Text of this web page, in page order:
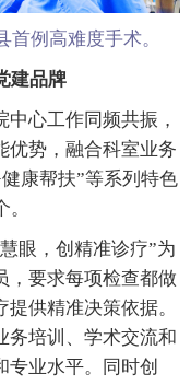
例高难度手术。
建品牌
心工作同频共振，
优势，融合科室业务
康帮扶”等系列特色
眼，创精准诊疗”为
，要求每项检查都做
供精准决策依据。
务培训、学术交流和
专业水平。同时创